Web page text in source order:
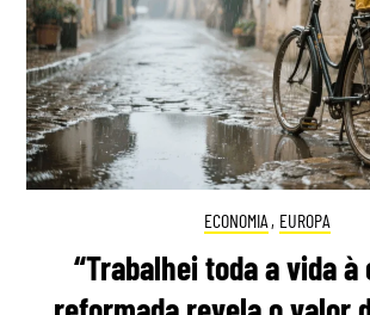
ECONOMIA , EUROPA
“Trabalhei toda a vida à